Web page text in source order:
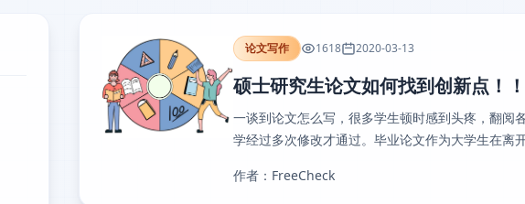
论文写作 1618 2020-03-13
硕士研究生论文如何找到创新点！！
一谈到论文怎么写，很多学生顿时感到头疼，翻阅
学经过多次修改才通过。毕业论文作为大学生在离
作者：FreeCheck